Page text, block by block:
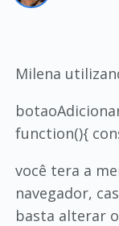
Milena
function(){
você tera a
navegador,
basta alterar